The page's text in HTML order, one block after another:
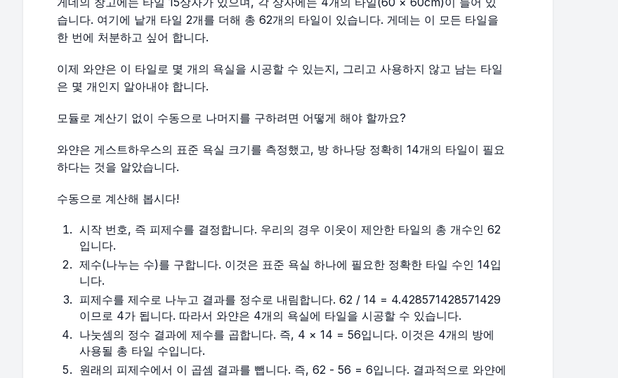
습니다. 여기에 낱개 타일 2개를 더해 총 62개의 타일이 있습니다. 게데는 이 모든 타일을
한 번에 처분하고 싶어 합니다.
이제 와얀은 이 타일로 몇 개의 욕실을 시공할 수 있는지, 그리고 사용하지 않고 남는 타일
은 몇 개인지 알아내야 합니다.
모듈로 계산기 없이 수동으로 나머지를 구하려면 어떻게 해야 할까요?
와얀은 게스트하우스의 표준 욕실 크기를 측정했고, 방 하나당 정확히 14개의 타일이 필요
하다는 것을 알았습니다.
수동으로 계산해 봅시다!
시작 번호, 즉 피제수를 결정합니다. 우리의 경우 이웃이 제안한 타일의 총 개수인 62
입니다.
제수(나누는 수)를 구합니다. 이것은 표준 욕실 하나에 필요한 정확한 타일 수인 14입
니다.
피제수를 제수로 나누고 결과를 정수로 내림합니다. 62 / 14 = 4.428571428571429
이므로 4가 됩니다. 따라서 와얀은 4개의 욕실에 타일을 시공할 수 있습니다.
나눗셈의 정수 결과에 제수를 곱합니다. 즉, 4 × 14 = 56입니다. 이것은 4개의 방에
사용될 총 타일 수입니다.
원래의 피제수에서 이 곱셈 결과를 뺍니다. 즉, 62 - 56 = 6입니다. 결과적으로 와얀에